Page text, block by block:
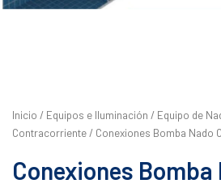
Inicio / Equipos e Iluminación / Equipo de
Contracorriente / Conexiones Bomba Nado
Conexiones Bomba